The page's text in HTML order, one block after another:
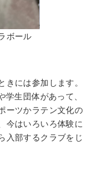
ボール
きには参加します。
生団体があって、
ーツかラテン文化の
今はいろいろ体験に
入部するクラブをじ